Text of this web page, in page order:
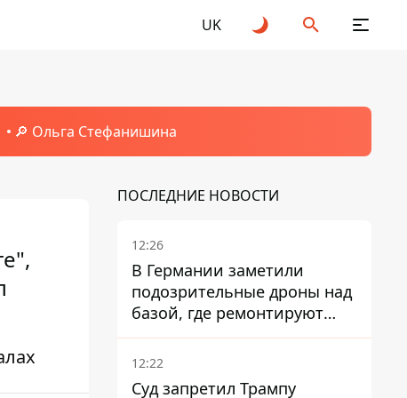
UK
🔎 Ольга Стефанишина
ПОСЛЕДНИЕ НОВОСТИ
12:26
В Германии заметили
подозрительные дроны над
базой, где ремонтируют
Patriot - СМИ
12:22
Суд запретил Трампу